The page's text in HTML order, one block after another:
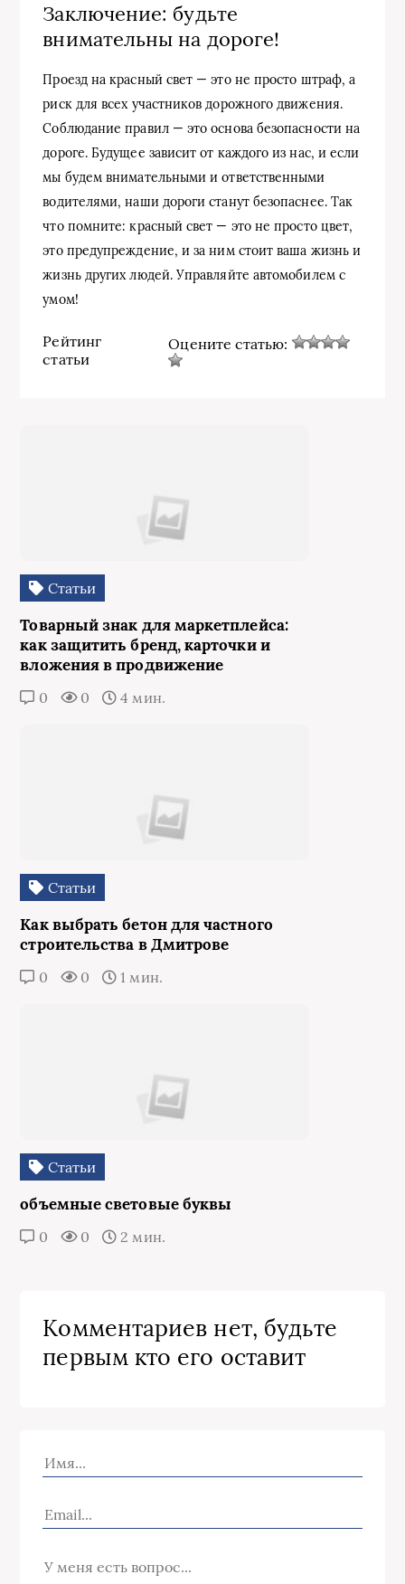
Заключение: будьте
внимательны на дороге!
Проезд на красный свет — это не просто штраф, а
риск для всех участников дорожного движения.
Соблюдание правил — это основа безопасности на
дороге. Будущее зависит от каждого из нас, и если
мы будем внимательными и ответственными
водителями, наши дороги станут безопаснее. Так
что помните: красный свет — это не просто цвет,
это предупреждение, и за ним стоит ваша жизнь и
жизнь других людей. Управляйте автомобилем с
умом!
Рейтинг
статьи
Оцените статью:
Статьи
Товарный знак для маркетплейса:
как защитить бренд, карточки и
вложения в продвижение
0 0 4 мин.
Статьи
Как выбрать бетон для частного
строительства в Дмитрове
0 0 1 мин.
Статьи
объемные световые буквы
0 0 2 мин.
Комментариев нет, будьте
первым кто его оставит